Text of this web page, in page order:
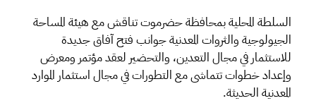
السلطة المحلية بمحافظة حضرموت تناقش مع هيئة المساحة
الجيولوجية والثروات المعدنية جوانب فتح آفاق جديدة
للاستثمار في مجال التعدين، والتحضير لعقد مؤتمر ومعرض
وإعداد خطوات تتماشى مع التطورات في مجال استثمار الموارد
المعدنية الحديثة.